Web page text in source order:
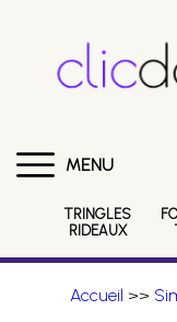
MENU
TRINGLES
RIDEAUX
Accueil >>